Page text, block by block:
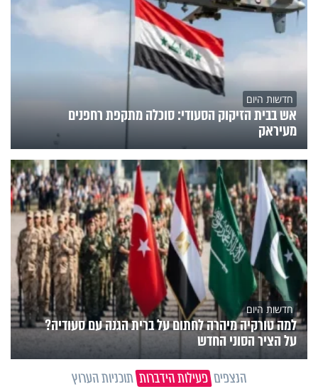
חדשות היום
אש בבית הזיקוק הסעודי: סוכלה מתקפת רחפנים
מעיראק
חדשות היום
למה טורקיה מיהרה לחתום על ברית הגנה עם סעודיה?
על הציר הסוני החדש
הנצפים פעילות הידברות תוכניות הערוץ